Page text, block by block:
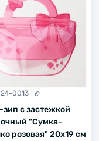
0013
зип с застежкой
"Сумка-
розовая" 20х19 см